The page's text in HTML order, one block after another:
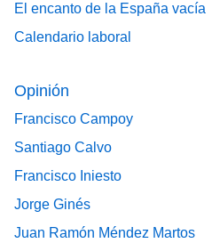
El encanto de la España vacía
Calendario laboral
Opinión
Francisco Campoy
Santiago Calvo
Francisco Iniesto
Jorge Ginés
Juan Ramón Méndez Martos